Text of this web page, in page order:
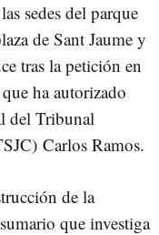
sedes del parque
de Sant Jaume y
tras la petición en
ha autorizado
del Tribunal
Carlos Ramos.
de la
que investiga